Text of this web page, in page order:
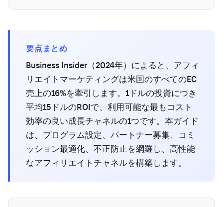
要点まとめ
Business Insider（2024年）によると、アフィ
リエイトマーケティングは米国のすべてのEC
売上の16%を牽引します。1ドルの投資につき
平均15ドルのROIで、利用可能な最もコスト
効率の良い成長チャネルの1つです。本ガイド
は、プログラム設定、パートナー募集、コミ
ッション最適化、不正防止を網羅し、高性能
なアフィリエイトチャネルを構築します。